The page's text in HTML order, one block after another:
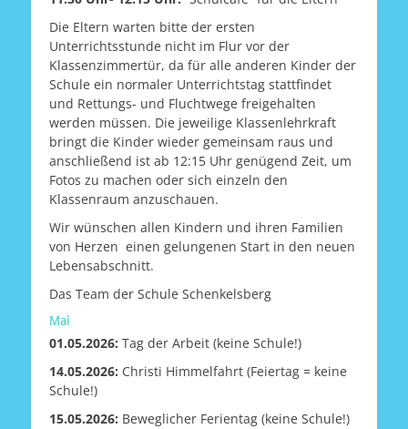
Die Eltern warten bitte der ersten
Unterrichtsstunde nicht im Flur vor der
Klassenzimmertür, da für alle anderen Kinder der
Schule ein normaler Unterrichtstag stattfindet
und Rettungs- und Fluchtwege freigehalten
werden müssen. Die jeweilige Klassenlehrkraft
bringt die Kinder wieder gemeinsam raus und
anschließend ist ab 12:15 Uhr genügend Zeit, um
Fotos zu machen oder sich einzeln den
Klassenraum anzuschauen.
Wir wünschen allen Kindern und ihren Familien
von Herzen einen gelungenen Start in den neuen
Lebensabschnitt.
Das Team der Schule Schenkelsberg
Mai
01.05.2026: Tag der Arbeit (keine Schule!)
14.05.2026: Christi Himmelfahrt (Feiertag = keine
Schule!)
15.05.2026: Beweglicher Ferientag (keine Schule!)